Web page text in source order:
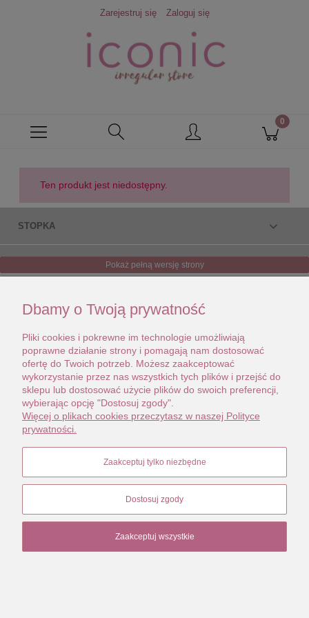
Zarejestruj się Zaloguj się
Ten produkt jest niedostępny.
STOPKA
Pokaż pełną wersję strony
Dbamy o Twoją prywatność
Pliki cookies i pokrewne im technologie umożliwiają
poprawne działanie strony i pomagają nam dostosować
ofertę do Twoich potrzeb. Możesz zaakceptować
wykorzystanie przez nas wszystkich tych plików i przejść do
sklepu lub dostosować użycie plików do swoich preferencji,
wybierając opcję "Dostosuj zgody".
Więcej o plikach cookies przeczytasz w naszej Polityce
prywatności.
Zaakceptuj tylko niezbędne
Dostosuj zgody
Zaakceptuj wszystkie